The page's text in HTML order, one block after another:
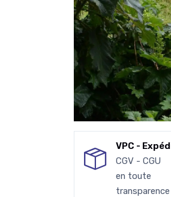
VPC -
CGV - CGU
en toute
transparence